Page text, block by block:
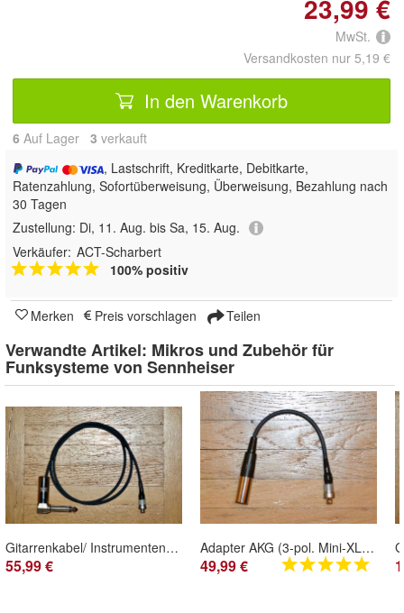
23,99 €
MwSt.
Versandkosten nur 5,19 €
In den Warenkorb
6 Auf Lager 3 verkauft
, Lastschrift, Kreditkarte, Debitkarte,
Ratenzahlung, Sofortüberweisung, Überweisung, Bezahlung nach
30 Tagen
Zustellung: Di, 11. Aug. bis Sa, 15. Aug.
Verkäufer: ACT-Scharbert
100% positiv
Merken Preis vorschlagen Teilen
Verwandte Artikel: Mikros und Zubehör für
Funksysteme von Sennheiser
Gitarrenkabel/ Instrumentenkabel (Winkel) für Sennheiser SK 1063-U, BF 1053/1083-U
55,99 €
Adapter AKG (3-pol. Mini-XLR) auf Sennheiser SK 50/ SK 250/ SK-3063/ SK-5012/ EW-DX
49,99 €